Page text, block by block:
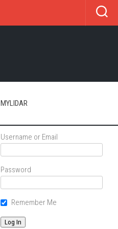
MYLIDAR
Username or Email
Password
Remember Me